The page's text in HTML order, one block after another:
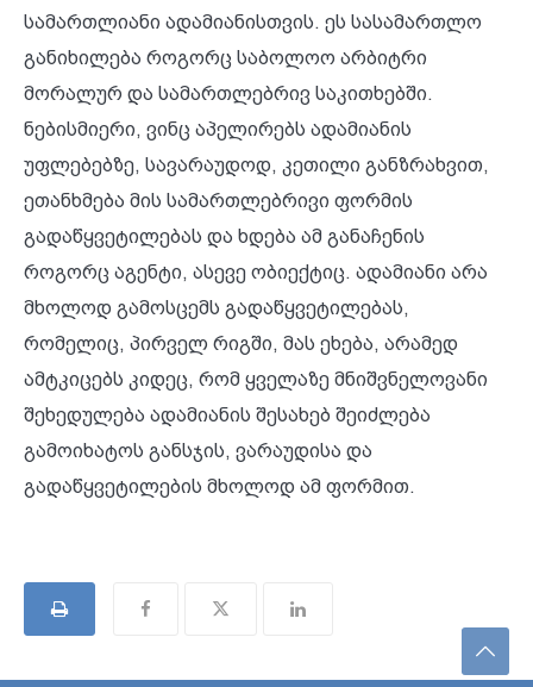
სამართლიანი ადამიანისთვის. ეს სასამართლო
განიხილება როგორც საბოლოო არბიტრი
მორალურ და სამართლებრივ საკითხებში.
ნებისმიერი, ვინც აპელირებს ადამიანის
უფლებებზე, სავარაუდოდ, კეთილი განზრახვით,
ეთანხმება მის სამართლებრივი ფორმის
გადაწყვეტილებას და ხდება ამ განაჩენის
როგორც აგენტი, ასევე ობიექტიც. ადამიანი არა
მხოლოდ გამოსცემს გადაწყვეტილებას,
რომელიც, პირველ რიგში, მას ეხება, არამედ
ამტკიცებს კიდეც, რომ ყველაზე მნიშვნელოვანი
შეხედულება ადამიანის შესახებ შეიძლება
გამოიხატოს განსჯის, ვარაუდისა და
გადაწყვეტილების მხოლოდ ამ ფორმით.